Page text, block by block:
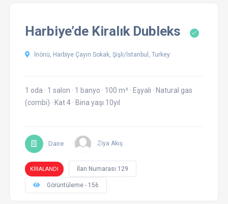
Harbiye’de Kiralık Dubleks
İnönü, Harbiye Çayırı Sokak, Şişli/İstanbul, Turkey
1 oda · 1 salon · 1 banyo · 100 m² · Eşyalı · Natural gas
(combi) · Kat 4 · Bina yaşı 10yıl
Daire Ziya Akış
KİRALANDI İlan Numarası 129
Görüntüleme - 156